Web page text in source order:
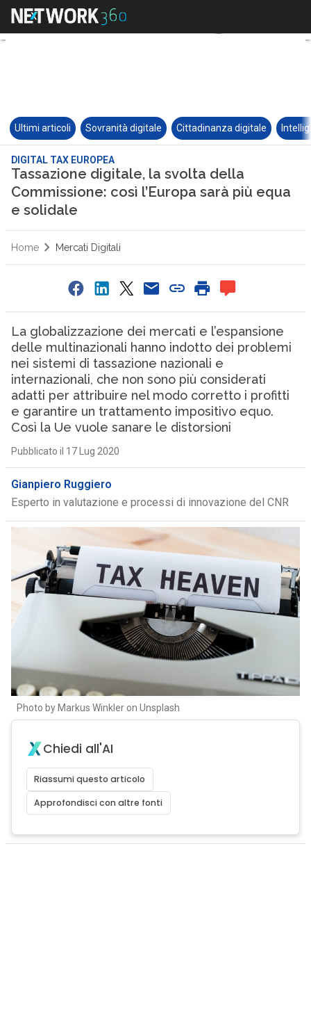
Ultimi articoli Sovranità digitale Cittadinanza digitale
DIGITAL TAX EUROPEA
Tassazione digitale, la svolta della
Commissione: così l’Europa sarà più equa
e solidale
Home Mercati Digitali
La globalizzazione dei mercati e l’espansione
delle multinazionali hanno indotto dei problemi
nei sistemi di tassazione nazionali e
internazionali, che non sono più considerati
adatti per attribuire nel modo corretto i profitti
e garantire un trattamento impositivo equo.
Così la Ue vuole sanare le distorsioni
Pubblicato il 17 Lug 2020
Gianpiero Ruggiero
Esperto in valutazione e processi di innovazione del CNR
Photo by Markus Winkler on Unsplash
Chiedi all'AI
Riassumi questo articolo
Approfondisci con altre fonti